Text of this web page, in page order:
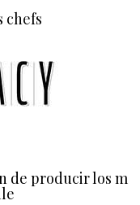
chefs
de producir los m